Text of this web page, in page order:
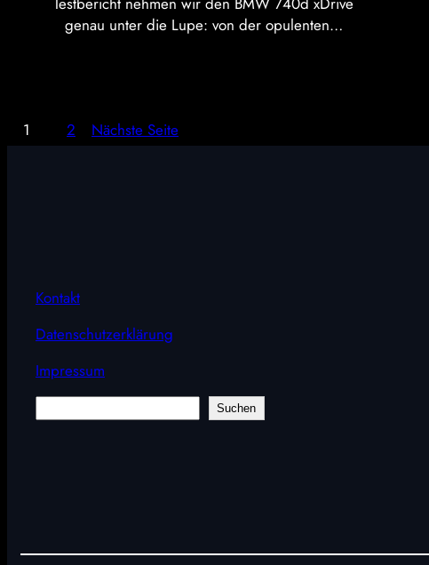
genau unter die Lupe: von der opulenten…
1 2 Nächste Seite
Kontakt
Datenschutzerklärung
Impressum
Suchen